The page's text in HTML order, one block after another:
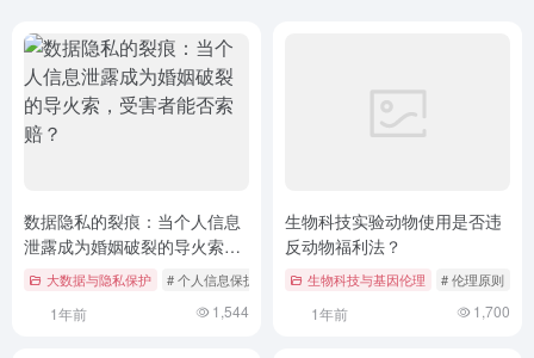
数据隐私的裂痕：当个人信息
泄露成为婚姻破裂的导火索，
受害者能否索赔？
大数据与隐私保护 # 个人信息保护法 # 侵权责任 # 婚姻法律
1年前 1,544
生物科技实验动物使用是否违
反动物福利法？
生物科技与基因伦理 # 伦理原则
1年前 1,700